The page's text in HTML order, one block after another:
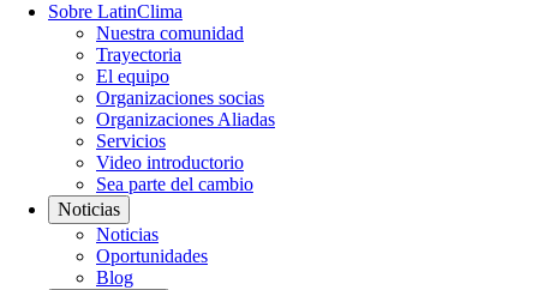
Sobre LatinClima
Nuestra comunidad
Trayectoria
El equipo
Organizaciones socias
Organizaciones Aliadas
Servicios
Video introductorio
Sea parte del cambio
Noticias
Noticias
Oportunidades
Blog